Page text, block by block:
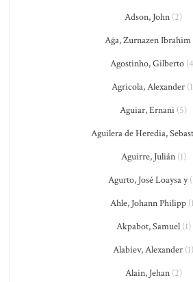
Adson, John (2)
Ağa, Zurnazen Ibrahim
Agostinho, Gilberto
Agricola, Alexander
Aguiar, Ernani (5)
Aguilera de Heredia,
Aguirre, Julián(1)
Agurto, José Loaysa y
Ahle, Johann Philipp
Akpabot, Samuel(1)
Alabiev, Alexander (1)
Alain, Jehan(2)